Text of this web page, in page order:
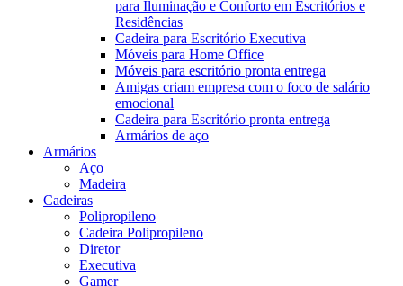
para Iluminação e Conforto em Escritórios e
Residências
Cadeira para Escritório Executiva
Móveis para Home Office
Móveis para escritório pronta entrega
Amigas criam empresa com o foco de salário
emocional
Cadeira para Escritório pronta entrega
Armários de aço
Armários
Aço
Madeira
Cadeiras
Polipropileno
Cadeira Polipropileno
Diretor
Executiva
Gamer